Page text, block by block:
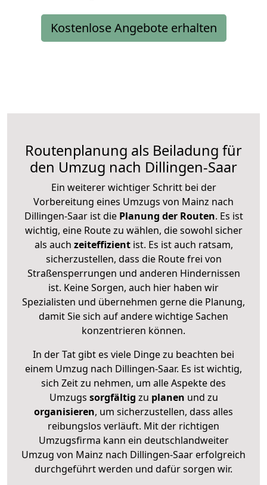
Kostenlose Angebote erhalten
Routenplanung als Beiladung für
den Umzug nach Dillingen-Saar
Ein weiterer wichtiger Schritt bei der
Vorbereitung eines Umzugs von Mainz nach
Dillingen-Saar ist diePlanung der Routen. Es ist
wichtig, eine Route zu wählen, die sowohl sicher
als auch zeiteffizientist. Es ist auch ratsam,
sicherzustellen, dass die Route frei von
Straßensperrungen und anderen Hindernissen
ist. Keine Sorgen, auch hier haben wir
Spezialisten und übernehmen gerne die Planung,
damit Sie sich auf andere wichtige Sachen
konzentrieren können.
In der Tat gibt es viele Dinge zu beachten bei
einem Umzug nach Dillingen-Saar. Es ist wichtig,
sich Zeit zu nehmen, um alle Aspekte des
Umzugs sorgfältig zu planen und zu
organisieren, um sicherzustellen, dass alles
reibungslos verläuft. Mit der richtigen
Umzugsfirma kann ein deutschlandweiter
Umzug von Mainz nach Dillingen-Saar erfolgreich
durchgeführt werden und dafür sorgen wir.